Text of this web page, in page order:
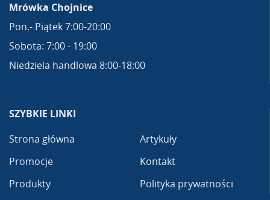
Mrówka Chojnice
Pon.- Piątek 7:00-20:00
Sobota: 7:00 - 19:00
Niedziela handlowa 8:00-18:00
SZYBKIE LINKI
Strona główna
Promocje
Produkty
Artykuły
Kontakt
Polityka prywatności